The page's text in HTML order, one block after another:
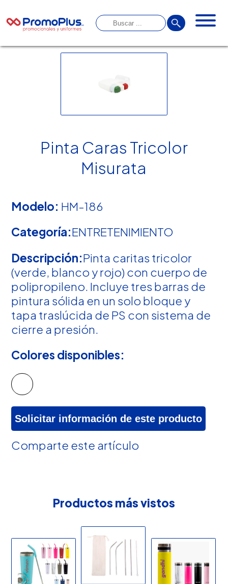
Pinta Caras Tricolor
Misurata
Modelo: HM-186
Categoría:ENTRETENIMIENTO
Descripción:Pinta caritas tricolor
(verde, blanco y rojo) con cuerpo de
polipropileno. Incluye tres barras de
pintura sólida en un solo bloque y
tapa traslúcida de PS con sistema de
cierre a presión.
Colores disponibles:
Solicitar información de este producto
Comparte este artículo
Productos más vistos